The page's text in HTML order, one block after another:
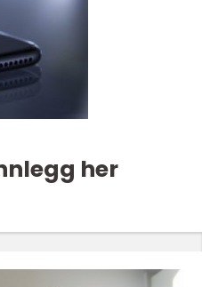
her